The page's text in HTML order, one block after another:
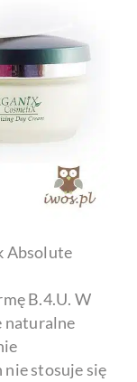
Absolute
B.4.U. W
naturalne
stosuje się